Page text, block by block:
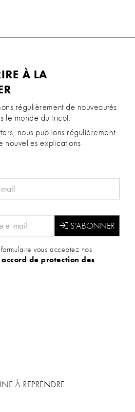
À LA
régulièrement de nouveautés
le monde du tricot.
nous publions régulièrement
nouvelles explications
vous acceptez nos
accord de protection des
À REPRENDRE